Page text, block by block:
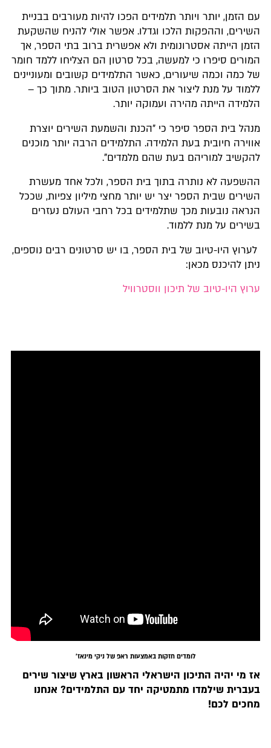
עם הזמן, יותר ויותר תלמידים הפכו להיות מעורבים בבניית
השירים, וההפקות הלכו וגדלו. אפשר אולי להניח שהשקעת
הזמן הייתה אסטרונומית ולא אפשרית ברוב בתי הספר, אך
המורים סיפרו כי למעשה, בכל סרטון הם הצליחו ללמד חומר
של כמה וכמה שיעורים, כאשר התלמידים קשובים ומעוניינים
ללמוד על מנת ליצור את הסרטון הטוב ביותר. מתוך כך –
הלמידה הייתה מהירה ועמוקה יותר.
מנהל בית הספר סיפר כי "הכנת והשמעת השירים יוצרת
אווירה חיובית בעת הלמידה. התלמידים הרבה יותר מוכנים
להקשיב למוריהם בעת שהם מלמדים".
ההשפעה לא נותרה בתוך בית הספר, ולכל אחד מעשרת
השירים שבית הספר יצר יש יותר מחצי מיליון צפיות, שככל
הנראה נובעות מכך שתלמידים בכל רחבי העולם נעזרים
בשירים על מנת ללמוד.
לערוץ היו-טיוב של בית הספר, בו יש סרטונים רבים נוספים,
ניתן להיכנס מכאן:
ערוץ היו-טיוב של תיכון ווסטרוויל
לומדים חזקות באמצעות ראפ של ניקי מינאז'
אז מי יהיה התיכון הישראלי הראשון בארץ שיצור שירים
בעברית שילמדו מתמטיקה יחד עם התלמידים? אנחנו
מחכים לכם!